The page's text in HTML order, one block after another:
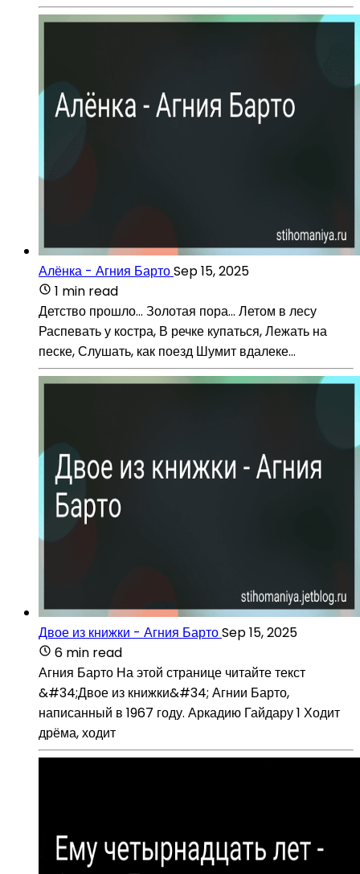
Алёнка - Агния БартоSep 15, 2025
1 min read
Детство прошло… Золотая пора… Летом в лесу
Распевать у костра, В речке купаться, Лежать на
песке, Слушать, как поезд Шумит вдалеке…
Двое из книжки - Агния БартоSep 15, 2025
6 min read
Агния Барто На этой странице читайте текст
&#34;Двое из книжки&#34; Агнии Барто,
написанный в 1967 году. Аркадию Гайдару 1 Ходит
дрёма, ходит